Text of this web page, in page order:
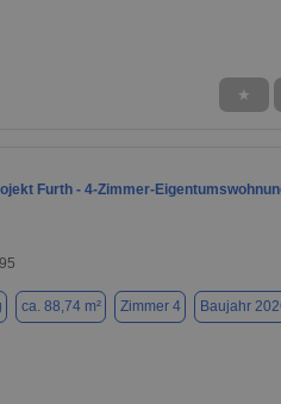
★
Furth - 4-Zimmer-
ca. 88,74 m² Zimmer 4 Baujahr